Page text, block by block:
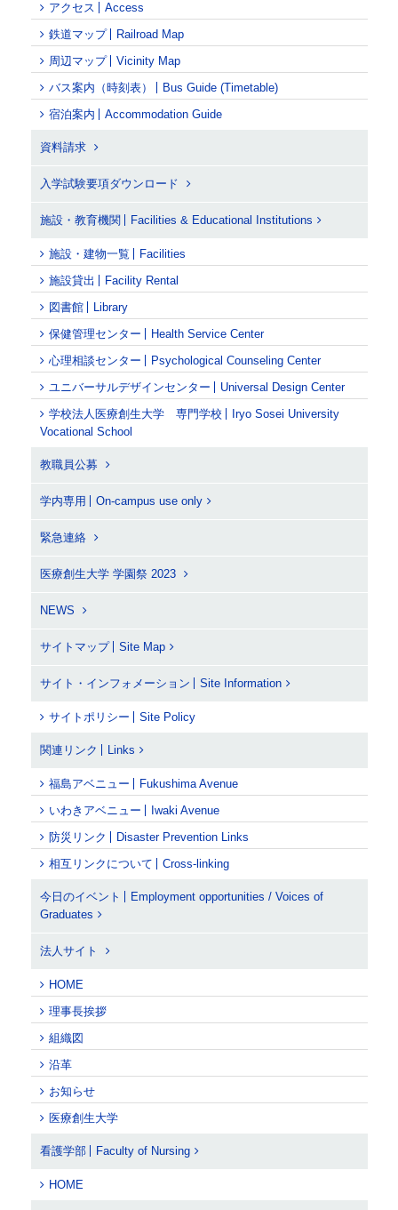
アクセス
Access
鉄道マップ
Railroad Map
周辺マップ
Vicinity Map
バス案内（時刻表）
Bus Guide (Timetable)
宿泊案内
Accommodation Guide
資料請求
入学試験要項ダウンロード
施設・教育機関 Facilities & Educational Institutions
施設・建物一覧
Facilities
施設貸出
Facility Rental
図書館
Library
保健管理センター
Health Service Center
心理相談センター
Psychological Counseling Center
ユニバーサルデザインセンター
Universal Design Center
学校法人医療創生大学 専門学校
Iryo Sosei University
Vocational School
教職員公募
学内専用 On-campus use only
緊急連絡
医療創生大学 学園祭 2023
NEWS
サイトマップ Site Map
サイト・インフォメーション Site Information
サイトポリシー Site Policy
関連リンク Links
福島アベニュー
Fukushima Avenue
いわきアベニュー
Iwaki Avenue
防災リンク
Disaster Prevention Links
相互リンクについて
Cross-linking
今日のイベント
Employment opportunities / Voices of
Graduates
法人サイト
HOME
理事長挨拶
組織図
沿革
お知らせ
医療創生大学
看護学部 Faculty of Nursing
HOME